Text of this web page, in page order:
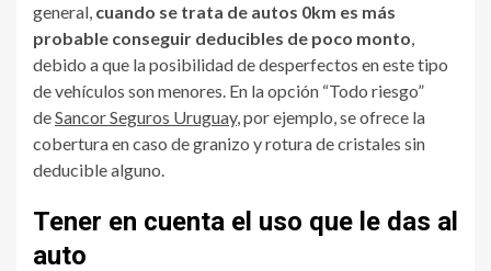
general, cuando se trata de autos 0km es más
probable conseguir deducibles de poco monto,
debido a que la posibilidad de desperfectos en este tipo
de vehículos son menores. En la opción “Todo riesgo”
deSancor Seguros Uruguay, por ejemplo, se ofrece la
cobertura en caso de granizo y rotura de cristales sin
deducible alguno.
Tener en cuenta el uso que le das al
auto